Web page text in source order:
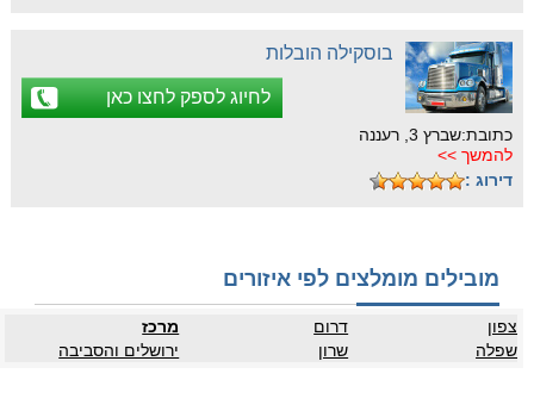
בוסקילה הובלות
לחיוג לספק לחצו כאן
כתובת:שברץ 3, רעננה
להמשך >>
דירוג :
מובילים מומלצים לפי איזורים
צפון דרום
מרכז
שפלה
שרון ירושלים והסביבה